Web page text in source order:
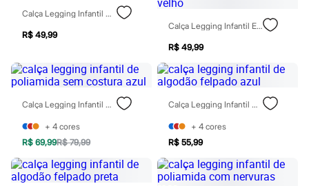
1 a 5 anos
4 a 12 anos
10 a 16 anos
Recém-nascido
Bolsas e Mochilas
Chapéus
Calçados
Chinelos
Pantufas
Sandálias
Tênis
Calça Legging Infantil De Algodão Felpado Floral Vinho
R$ 49,99
Calça Legging Infantil Estampada Minnie Flor - Rosa Velho
R$ 49,99
Calça Legging Infantil De Poliamida Sem Costura Azul
+ 4 cores
R$ 69,99R$ 79,99
Calça Legging Infantil De Algodão Felpado Azul
+ 4 cores
R$ 55,99